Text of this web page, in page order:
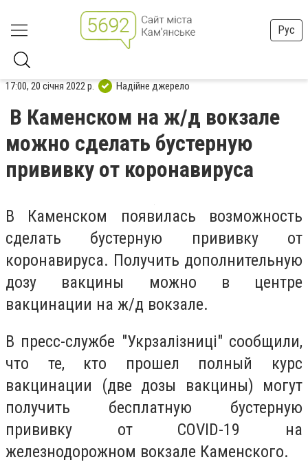
Рус
17:00, 20 січня 2022 р. Надійне джерело
В Каменском на ж/д вокзале
можно сделать бустерную
прививку от коронавируса
В Каменском появилась возможность
сделать бустерную прививку от
коронавируса. Получить дополнительную
дозу вакцины можно в центре
вакцинации на ж/д вокзале.
В пресс-службе "Укрзалізниці" сообщили,
что те, кто прошел полный курс
вакцинации (две дозы вакцины) могут
получить бесплатную бустерную
прививку от COVID-19 на
железнодорожном вокзале Каменского.